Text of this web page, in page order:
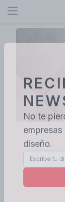
Open menu
No te
diseño.